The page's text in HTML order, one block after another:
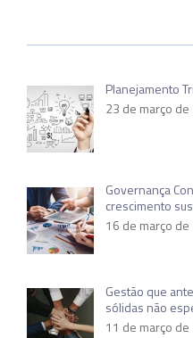
Planejamento
23 de março
Governança
crescimento
16 de março
Gestão que
sólidas não
11 de março